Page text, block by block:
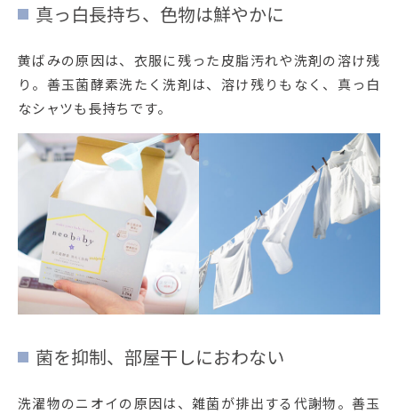
真っ白長持ち、色物は鮮やかに
黄ばみの原因は、衣服に残った皮脂汚れや洗剤の溶け残
り。善玉菌酵素洗たく洗剤は、溶け残りもなく、真っ白
なシャツも長持ちです。
菌を抑制、部屋干しにおわない
洗濯物のニオイの原因は、雑菌が排出する代謝物。善玉